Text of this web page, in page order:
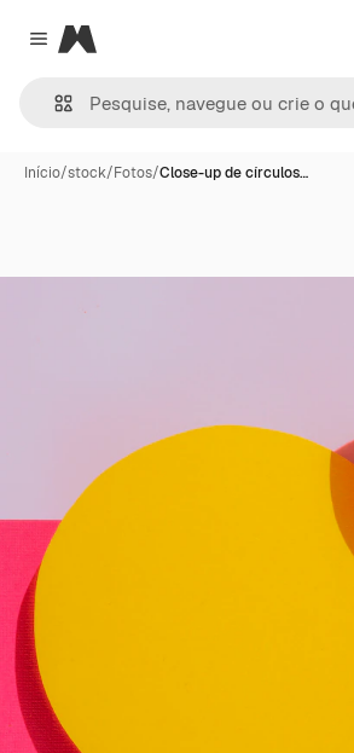
Close menu
Magnific
Início/stock/Fotos/Close-up de círculos…